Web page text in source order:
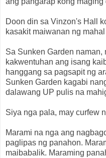
Doon din sa Vinzon's Hall
kasakit maiwanan ng
Sa Sunken Garden
kakwentuhan ang isang
hanggang sa pagsapit ng
Sunken Garden kagabi
dalawang UP pulis na
Siya nga pala, may curfew
Marami na nga ang
paglipas ng panahon.
maibabalik. Maraming